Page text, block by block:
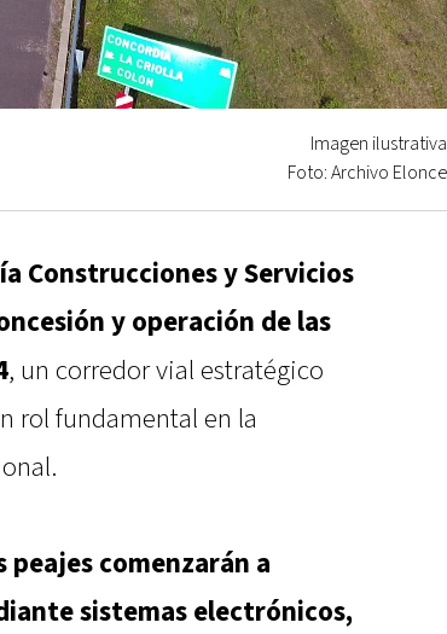
Imagen
Foto: Archivo
Construcciones y Servicios
y operación de las
, un corredor vial estratégico
rol fundamental en la
peajes comenzarán a
sistemas electrónicos,